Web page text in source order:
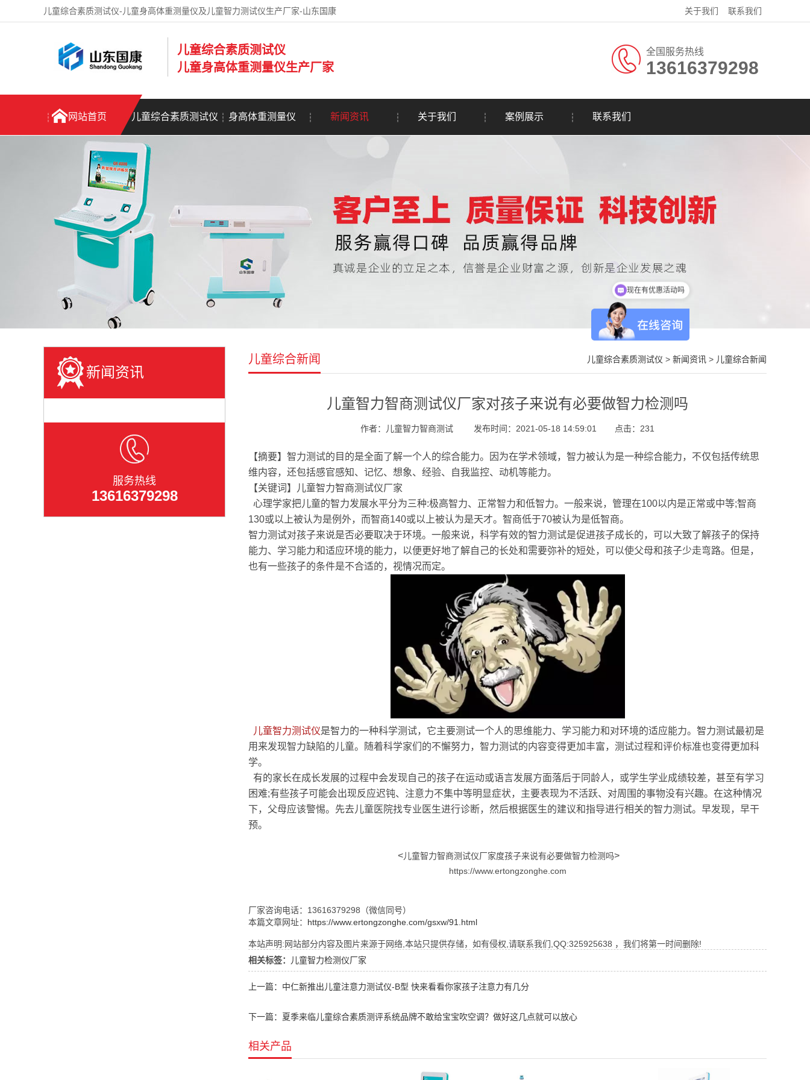
儿童综合素质测试仪-儿童身高体重测量仪及儿童智力测试仪生产厂家-山东国康 关于我们 联系我们
儿童综合素质测试仪
儿童身高体重测量仪生产厂家
全国服务热线
13616379298
网站首页 儿童综合素质测试仪 身高体重测量仪 新闻资讯 关于我们 案例展示 联系我们
新闻资讯
服务热线
13616379298
儿童综合新闻 儿童综合素质测试仪 > 新闻资讯 > 儿童综合新闻
儿童智力智商测试仪厂家对孩子来说有必要做智力检测吗
作者：儿童智力智商测试 发布时间：2021-05-18 14:59:01 点击： 231
【摘要】智力测试的目的是全面了解一个人的综合能力。因为在学术领域，智力被认为是一种综合能力，不仅包括传统思
维内容，还包括感官感知、记忆、想象、经验、自我监控、动机等能力。
【关键词】儿童智力智商测试仪厂家
心理学家把儿童的智力发展水平分为三种:极高智力、正常智力和低智力。一般来说，管理在100以内是正常或中等;智商
130或以上被认为是例外，而智商140或以上被认为是天才。智商低于70被认为是低智商。
智力测试对孩子来说是否必要取决于环境。一般来说，科学有效的智力测试是促进孩子成长的，可以大致了解孩子的保持
能力、学习能力和适应环境的能力，以便更好地了解自己的长处和需要弥补的短处，可以使父母和孩子少走弯路。但是，
也有一些孩子的条件是不合适的，视情况而定。
儿童智力测试仪是智力的一种科学测试，它主要测试一个人的思维能力、学习能力和对环境的适应能力。 智力测试最初是
用来发现智力缺陷的儿童。随着科学家们的不懈努力，智力测试的内容变得更加丰富，测试过程和评价标准也变得更加科
学。
有的家长在成长发展的过程中会发现自己的孩子在运动或语言发展方面落后于同龄人，或学生学业成绩较差，甚至有学习
困难;有些孩子可能会出现反应迟钝、注意力不集中等明显症状，主要表现为不活跃、对周围的事物没有兴趣。 在这种情况
下，父母应该警惕。先去儿童医院找专业医生进行诊断，然后根据医生的建议和指导进行相关的智力测试。早发现，早干
预。
<儿童智力智商测试仪厂家度孩子来说有必要做智力检测吗>
https://www.ertongzonghe.com
厂家咨询电话：13616379298（微信同号）
本篇文章网址： https://www.ertongzonghe.com/gsxw/91.html
本站声明:网站部分内容及图片来源于网络,本站只提供存储，如有侵权,请联系我们,QQ:325925638 ，我们将第一时间删除!
相关标签：
儿童智力检测仪厂家
上一篇：中仁新推出儿童注意力测试仪-B型 快来看看你家孩子注意力有几分
下一篇：夏季来临儿童综合素质测评系统品牌不敢给宝宝吹空调？做好这几点就可以放心
相关产品
现在有优惠活动吗